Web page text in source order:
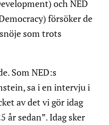
och NED
försöker de
som trots
Som NED:s
sa i en intervju i
av det vi gör idag
år sedan”. Idag sker